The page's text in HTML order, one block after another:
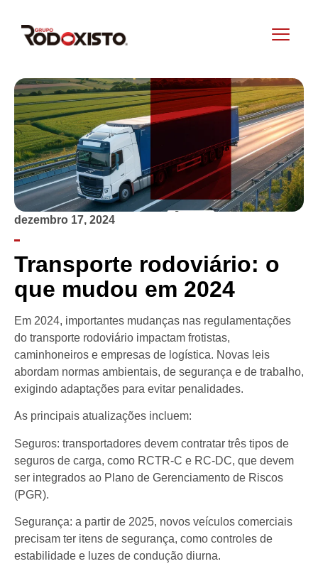
dezembro 17, 2024
Transporte rodoviário: o
que mudou em 2024
Em 2024, importantes mudanças nas regulamentações
do transporte rodoviário impactam frotistas,
caminhoneiros e empresas de logística. Novas leis
abordam normas ambientais, de segurança e de trabalho,
exigindo adaptações para evitar penalidades.
As principais atualizações incluem:
Seguros: transportadores devem contratar três tipos de
seguros de carga, como RCTR-C e RC-DC, que devem
ser integrados ao Plano de Gerenciamento de Riscos
(PGR).
Segurança: a partir de 2025, novos veículos comerciais
precisam ter itens de segurança, como controles de
estabilidade e luzes de condução diurna.